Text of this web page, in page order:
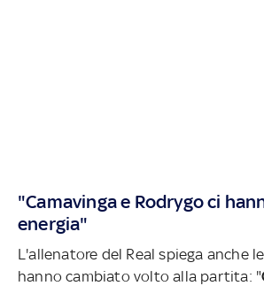
"Camavinga e Rodrygo ci
energia"
L'allenatore del Real spiega anche
hanno cambiato volto alla partita: "